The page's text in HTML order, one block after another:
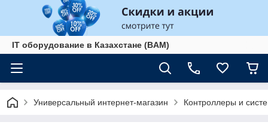
IT оборудование в Казахстане (BAM)
Универсальный интернет-магазин Контроллеры и